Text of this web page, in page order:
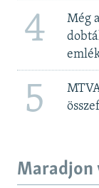
4
Még
5
Maradjon